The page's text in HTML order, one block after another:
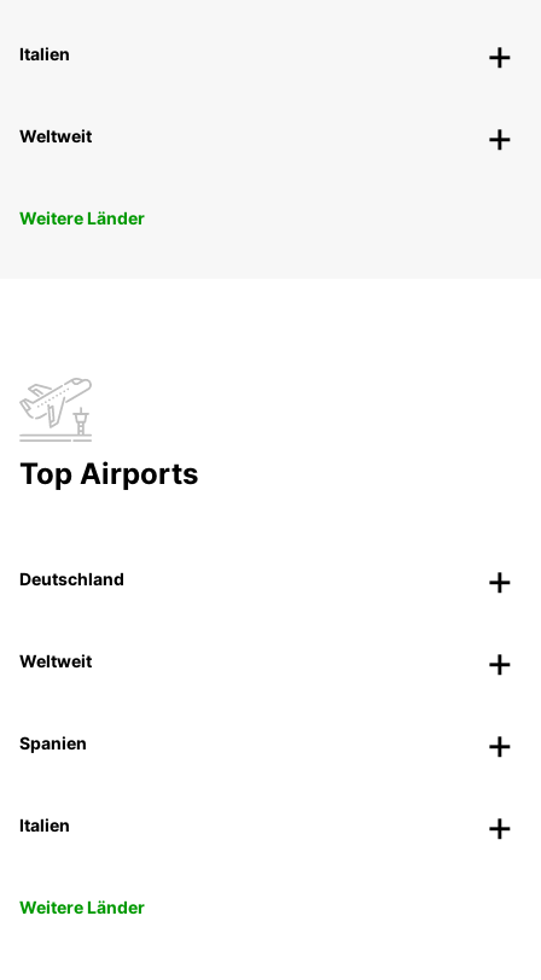
Italien
Weltweit
Weitere Länder
Top Airports
Deutschland
Weltweit
Spanien
Italien
Weitere Länder